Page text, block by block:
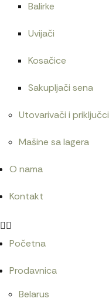
Balirke
Uvijači
Kosačice
Sakupljači sena
Utovarivači i priključci
Mašine sa lagera
O nama
Kontakt
Početna
Prodavnica
Belarus